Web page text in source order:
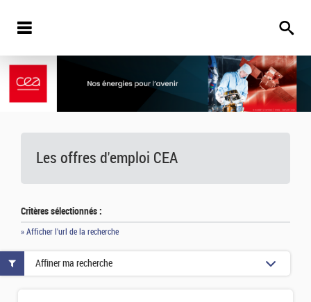
Les offres d'emploi CEA
Critères sélectionnés :
» Afficher l'url de la recherche
Affiner ma recherche